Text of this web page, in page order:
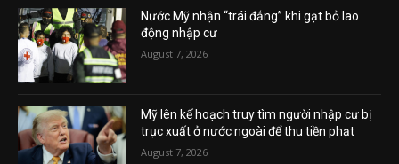
Nước Mỹ nhận “trái đắng” khi gạt bỏ lao
động nhập cư
August 7, 2026
Mỹ lên kế hoạch truy tìm người nhập cư bị
trục xuất ở nước ngoài để thu tiền phạt
August 7, 2026